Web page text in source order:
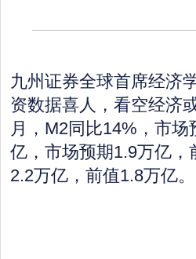
九州证券全球首席经济
资数据喜人，看空经济
月，M2同比14%，市
亿，市场预期1.9万亿
2.2万亿，前值1.8万亿。